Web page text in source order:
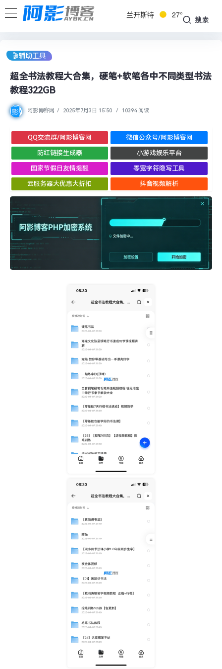
兰开斯特 27°
搜索
🎬辅助工具
超全书法教程大合集，硬笔+软笔各中不同类型书法
教程322GB
阿影博客网 / 2025年7月3日 15:50 / 10394 阅读
QQ交流群/阿影博客网 微信公众号/阿影博客网
防红链接生成器 小游戏娱乐平台
国家节假日友情提醒 零宽字符隐写工具
云服务器大优惠大折扣 抖音视频解析